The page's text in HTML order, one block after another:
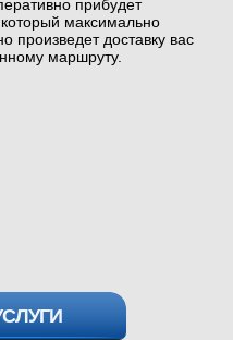
прибудет
максимально
произведет доставку вас
маршруту.